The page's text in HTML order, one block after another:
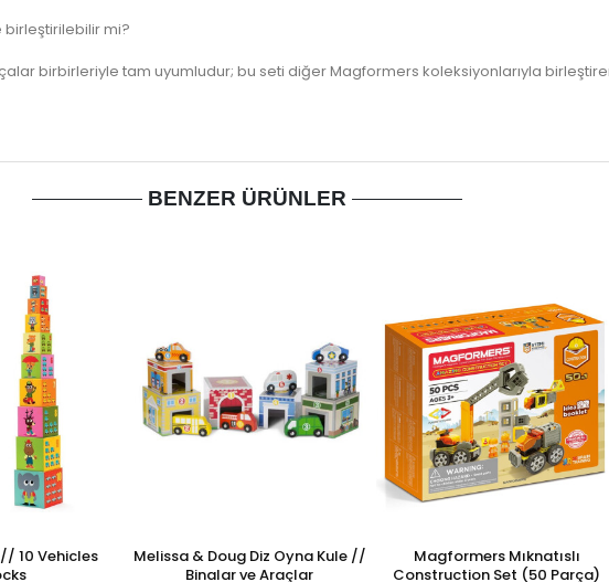
mi?
birbirleriyle tam uyumludur; bu seti diğer Magformers koleksiyonlarıyla
BENZER ÜRÜNLER
10 Vehicles
Melissa & Doug Diz Oyna Kule //
Binalar ve Araçlar
Magformers Mıknatıslı
Construction Set (50 Parça)